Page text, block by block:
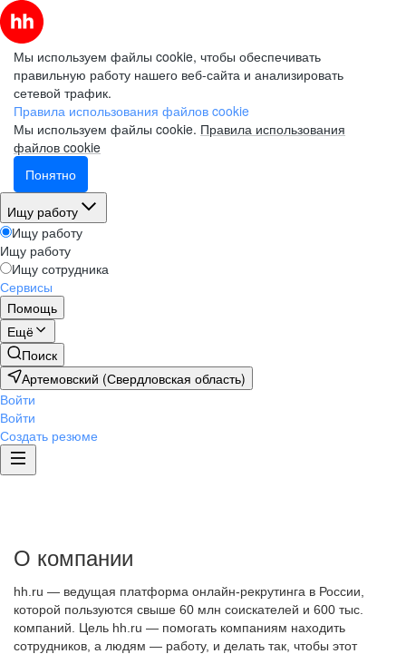
Мы используем файлы cookie, чтобы обеспечивать
правильную работу нашего веб-сайта и анализировать
сетевой трафик.
Правила использования файлов cookie
Мы используем файлы cookie. Правила использования
файлов cookie
Понятно
Ищу работу
Ищу работу
Ищу работу
Ищу сотрудника
Сервисы
Помощь
Ещё
Поиск
Артемовский (Свердловская область)
Войти
Войти
Создать резюме
О компании
hh.ru — ведущая платформа онлайн-рекрутинга в России,
которой пользуются свыше 60 млн соискателей и 600 тыс.
компаний. Цель hh.ru — помогать компаниям находить
сотрудников, а людям — работу, и делать так, чтобы этот